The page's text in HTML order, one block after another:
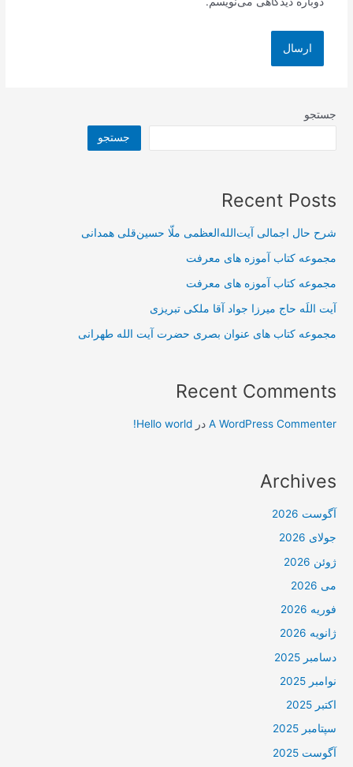
جستجو
جستجو
Recent Posts
شرح حال اجمالی آیت‌الله‌العظمی ملّا حسین‌قلی همدانی
مجموعه کتاب آموزه های معرفت
مجموعه کتاب آموزه های معرفت
آیت اللَه حاج میرزا جواد آقا ملکی تبریزی
مجموعه کتاب های عنوان بصری حضرت آیت الله طهرانی
Recent Comments
A WordPress Commenter درHello world!
Archives
آگوست 2026
جولای 2026
ژوئن 2026
می 2026
فوریه 2026
ژانویه 2026
دسامبر 2025
نوامبر 2025
اکتبر 2025
سپتامبر 2025
آگوست 2025